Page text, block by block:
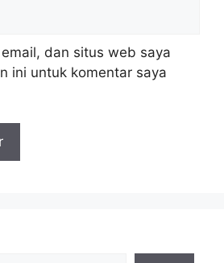
dan situs web saya
ini untuk komentar saya